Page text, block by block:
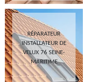
RÉPARATEUR
INSTALLATEUR DE
VELUX 76 SEINE-
MARITIME